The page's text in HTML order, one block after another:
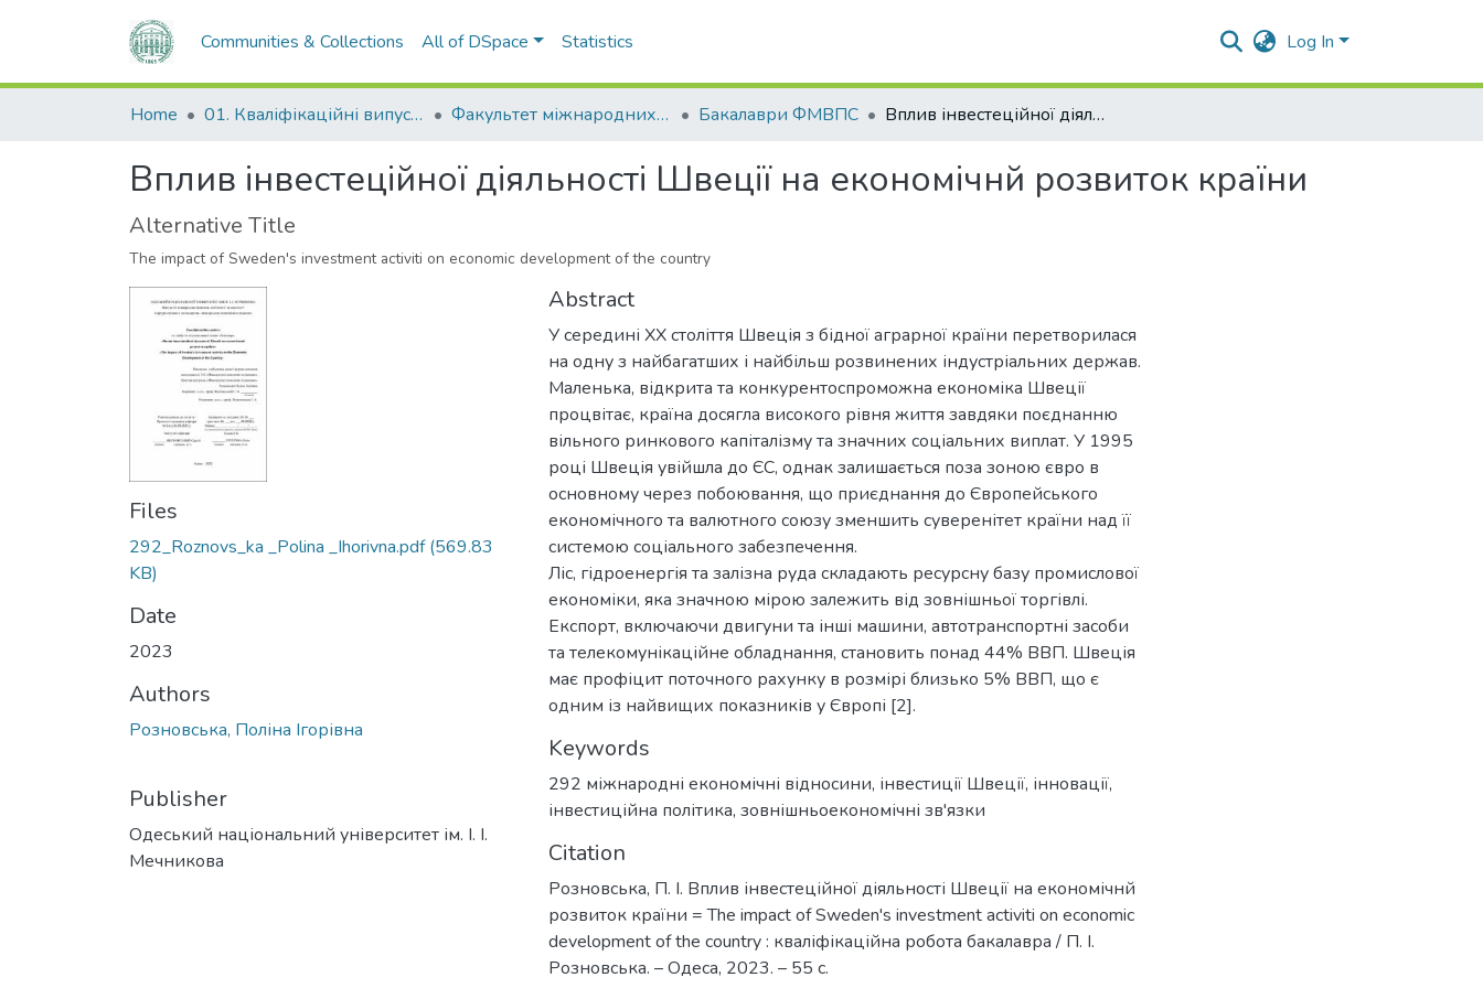
Communities & Collections All of DSpace Statistics Log In
Home 01. Кваліфікаційні випускні роботи здобувачів вищої освіти Факультет міжнародних відносин, політології та соціології Бакалаври ФМВПС Вплив інвестеційної діяльності Швеції на економічнй розвиток країни
Вплив інвестеційної діяльності Швеції на економічнй розвиток країни
Alternative Title
The impact of Sweden's investment activiti on economic development of the country
Files
292_Roznovs_ka _Polina _Ihorivna.pdf(569.83
KB)
Date
2023
Authors
Розновська, Поліна Ігорівна
Publisher
Одеський національний університет ім. І. І.
Мечникова
Abstract
У середині ХХ століття Швеція з бідної аграрної країни перетворилася
на одну з найбагатших і найбільш розвинених індустріальних держав.
Маленька, відкрита та конкурентоспроможна економіка Швеції
процвітає, країна досягла високого рівня життя завдяки поєднанню
вільного ринкового капіталізму та значних соціальних виплат. У 1995
році Швеція увійшла до ЄС, однак залишається поза зоною євро в
основному через побоювання, що приєднання до Європейського
економічного та валютного союзу зменшить суверенітет країни над її
системою соціального забезпечення.
Ліс, гідроенергія та залізна руда складають ресурсну базу промислової
економіки, яка значною мірою залежить від зовнішньої торгівлі.
Експорт, включаючи двигуни та інші машини, автотранспортні засоби
та телекомунікаційне обладнання, становить понад 44% ВВП. Швеція
має профіцит поточного рахунку в розмірі близько 5% ВВП, що є
одним із найвищих показників у Європі [2].
Keywords
292 міжнародні економічні відносини, інвестиції Швеції, інновації,
інвестиційна політика, зовнішньоекономічні зв'язки
Citation
Розновська, П. І. Вплив інвестеційної діяльності Швеції на економічнй
розвиток країни = The impact of Sweden's investment activiti on economic
development of the country : кваліфікаційна робота бакалавра / П. І.
Розновська. – Одеса, 2023. – 55 с.